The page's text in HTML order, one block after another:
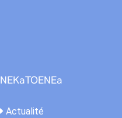
NEKaTOENEa
Actualité